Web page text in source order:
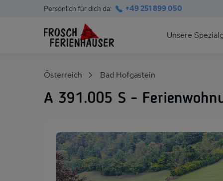
Persönlich für dich da: +49 251 899 050
Suchfeld
Hauptnavigation
Unsere
Polnische Ostsee
Alpen im Sommer
Skihütten &
Österreich Bad Hofgastein
A 391.005 S -